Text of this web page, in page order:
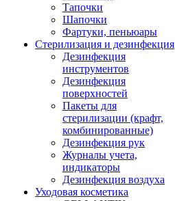
Тапочки
Шапочки
Фартуки, пеньюары
Стерилизация и дезинфекция
Дезинфекция
инструментов
Дезинфекция
поверхностей
Пакеты для
стерилизации (крафт,
комбинированные)
Дезинфекция рук
Журналы учета,
индикаторы
Дезинфекция воздуха
Уходовая косметика